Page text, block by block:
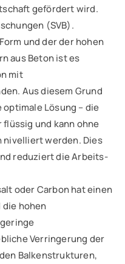
gefördert wird.
(SVB).
und der der hohen
aus Beton ist es
mit
Aus diesem Grund
optimale Lösung – die
und kann ohne
nivelliert werden. Dies
reduziert die Arbeits-
oder Carbon hat einen
die hohen
Verringerung der
Balkenstrukturen,